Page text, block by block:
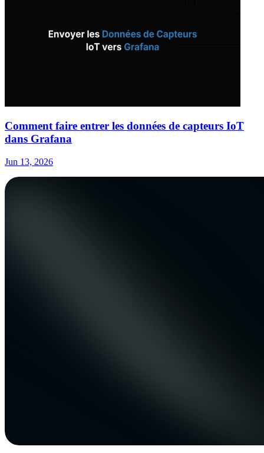
Comment faire entrer les données de capteurs IoT
dans Grafana
Jun 13, 2026